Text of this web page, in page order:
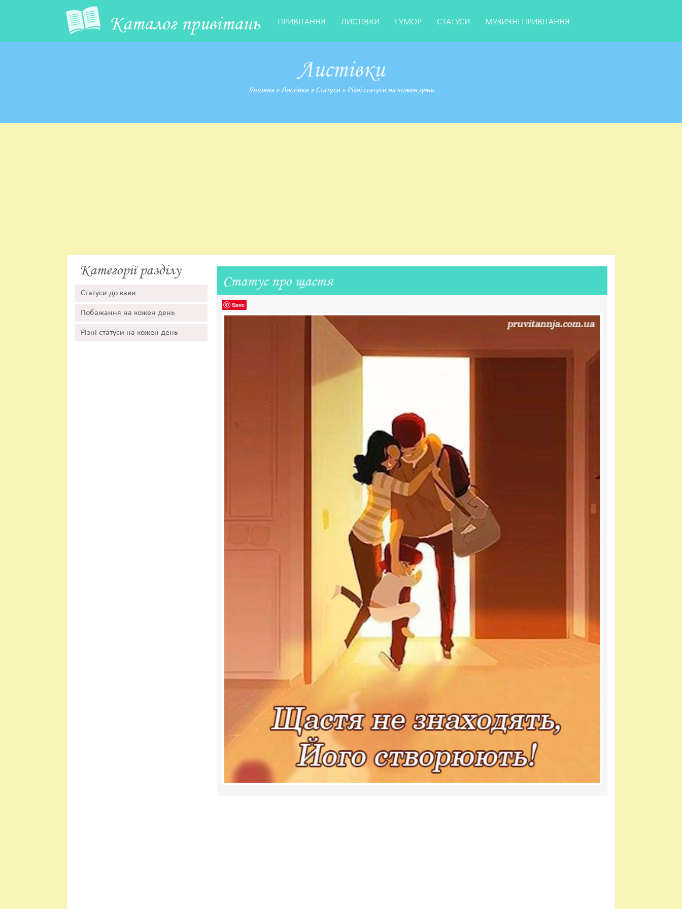
Каталог привітань ПРИВІТАННЯ ЛИСТІВКИ ГУМОР СТАТУСИ МУЗИЧНІ ПРИВІТАННЯ
Листівки
Головна» Листівки» Статуси» Різні статуси на кожен день
Категорії разділу
Статуси до кави
Побажання на кожен день
Різні статуси на кожен день
Статус про щастя
Save